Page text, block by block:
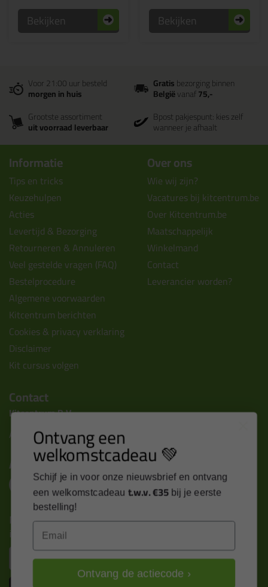
Bekijken Bekijken
Voor 21:00 uur besteld
morgen in huis
Gratisbezorging binnen
Belgiëvanaf75,-
Grootste assortiment
uit voorraad leverbaar
Bpost pakjespunt: kies zelf
wanneer je afhaalt
Informatie
Tips en tricks
Keuzehulpen
Acties
Levertijd & Bezorging
Retourneren & Annuleren
Veel gestelde vragen (FAQ)
Bestelprocedure
Algemene voorwaarden
Kitcentrum berichten
Cookies & privacy verklaring
Disclaimer
Kit cursus volgen
Over ons
Wie wij zijn?
Vacatures bij kitcentrum.be
Over Kitcentrum.be
Maatschappelijk
Winkelmand
Contact
Leverancier worden?
Contact
Kitcentrum B.V.
Alle contactgegevens >
Altijd op de hoogte blijven?
Nieuws, tips en exclusieve deals rechtstreeks in je
inbox
Ontvang een
welkomstcadeau 💚
Schijf je in voor onze nieuwsbrief en ontvang
een welkomstcadeau t.w.v. €35 bij je eerste
bestelling!
Ontvang de actiecode ›